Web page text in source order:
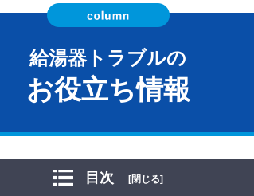
給湯器トラブルの
お役立ち情報
目次 [閉じる]